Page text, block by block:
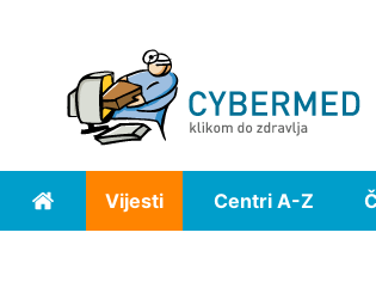
Home Vijesti Centri A-Z